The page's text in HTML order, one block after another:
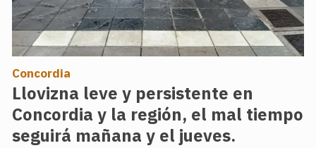
Llovizna leve y persistente en
Concordia y la región, el mal tiempo
seguirá mañana y el jueves.
Concordia